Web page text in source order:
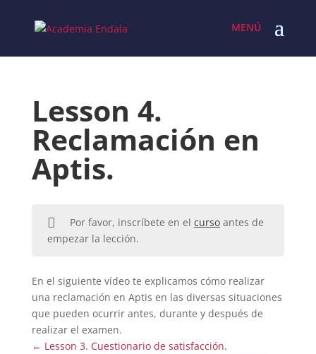
content
Lesson 4.
Reclamación en
Aptis.
Por favor, inscríbete en el cursoantes de
empezar la lección.
En el siguiente vídeo te explicamos cómo realizar
una reclamación en Aptis en las diversas situaciones
que pueden ocurrir antes, durante y después de
realizar el examen.
Lesson 3. Cuestionario de satisfacción.